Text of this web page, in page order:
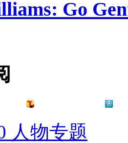
Go
人物专题